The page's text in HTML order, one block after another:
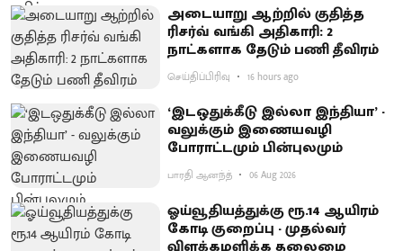
அடையாறு ஆற்றில் குதித்த
ரிசர்வ் வங்கி அதிகாரி: 2
நாட்களாக தேடும் பணி தீவிரம்
செய்திப்பிரிவு 16 hours ago
‘இடஒதுக்கீடு இல்லா இந்தியா’ -
வலுக்கும் இணையவழி
போராட்டமும் பின்புலமும்
பாரதி ஆனந்த் 06 Aug 2026
ஓய்வூதியத்துக்கு ரூ.14 ஆயிரம்
கோடி குறைப்பு - முதல்வர்